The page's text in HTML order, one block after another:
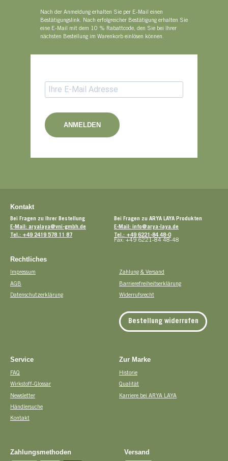
Nach der Anmeldung erhalten Sie per E-Mail einen
Bestätigungslink. Nach erfolgreicher Bestätigung erhalten Sie
eine E-Mail mit dem 10 % Rabattcode, den Sie bei Ihrer
nächsten Bestellung im Warenkorb einlösen können.
ANMELDEN
Kontakt
Bei Fragen zu Ihrer Bestellung
E-Mail: aryalaya@vni-gmbh.de
Tel.: +49 2419 578 11 87
Bei Fragen zu ARYA LAYA Produkten
E-Mail: info@arya-laya.de
Tel.: +49 6221-84 48-0
Fax: +49 6221-84 48-48
Rechtliches
Impressum
AGB
Datenschutzerklärung
Zahlung & Versand
Barrierefreiheitserklärung
Widerrufsrecht
Bestellung widerrufen
Service
FAQ
Wirkstoff-Glossar
Newsletter
Händlersuche
Kontakt
Zur Marke
Historie
Qualität
Karriere bei ARYA LAYA
Zahlungsmethoden Versand